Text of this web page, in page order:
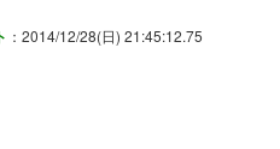
：2014/12/28(日) 21:45:12.75